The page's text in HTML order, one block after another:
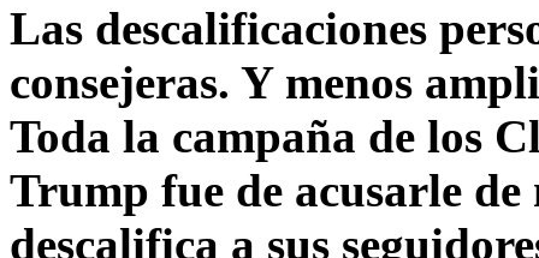
Las descalificaciones
consejeras. Y menos
Toda la campaña de los
Trump fue de acusarle
descalifica a sus